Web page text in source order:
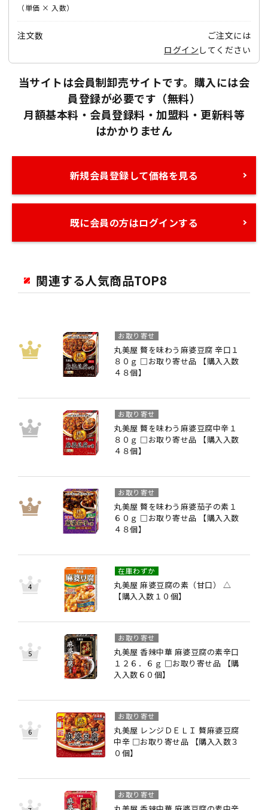
（単価 × 入数）
注文数
ご注文には
ログイン してください
当サイトは会員制卸売サイトです。購入には会
員登録が必要です（無料）
月額基本料・会員登録料・加盟料・更新料等
はかかりません
新規会員登録して価格を見る
既に会員の方はログインする
関連する人気商品TOP8
丸美屋 贅を味わう麻婆豆腐 辛口１
８０ｇ □お取り寄せ品 【購入入数
４８個】
お取り寄せ
丸美屋 贅を味わう麻婆豆腐中辛１
８０ｇ □お取り寄せ品 【購入入数
４８個】
お取り寄せ
丸美屋 贅を味わう麻婆茄子の素１
６０ｇ □お取り寄せ品 【購入入数
４８個】
お取り寄せ
丸美屋 麻婆豆腐の素（甘口） △
【購入入数１０個】
在庫わずか
丸美屋 香辣中華 麻婆豆腐の素辛口
１２６．６ｇ □お取り寄せ品 【購
入入数６０個】
お取り寄せ
丸美屋 レンジＤＥＬＩ 贅麻婆豆腐
中辛 □お取り寄せ品 【購入入数３
０個】
お取り寄せ
お取り寄せ